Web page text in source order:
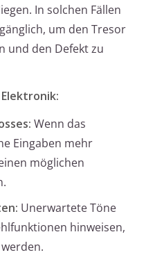
In solchen Fällen
um den Tresor
und den Defekt zu
Wenn das
Eingaben mehr
möglichen
Unerwartete Töne
hinweisen,